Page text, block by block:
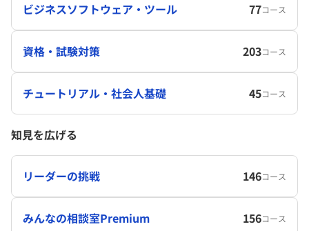
ビジネスソフトウェア・ツール 77コース
資格・試験対策 203コース
チュートリアル・社会人基礎 45コース
知見を広げる
リーダーの挑戦 146コース
みんなの相談室Premium 156コース